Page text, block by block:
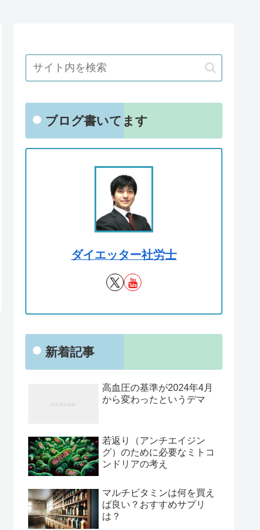
ブログ書いてます
ダイエッター社労士
新着記事
高血圧の基準が2024年4月
から変わったというデマ
若返り（アンチエイジン
グ）のために必要なミトコ
ンドリアの考え
マルチビタミンは何を買え
ば良い？おすすめサプリ
は？